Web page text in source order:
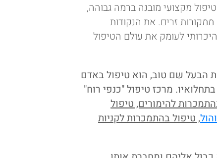
מקצועי מובנה ברמה גבוהה,
זרים. את הנקודות
לעומק את עולם הטיפול
הבעל שם טוב, הוא טיפול באדם
מרכז טיפול "כנפי רוח"
להימורים, טיפול
, טיפול בהתמכרות לקניות